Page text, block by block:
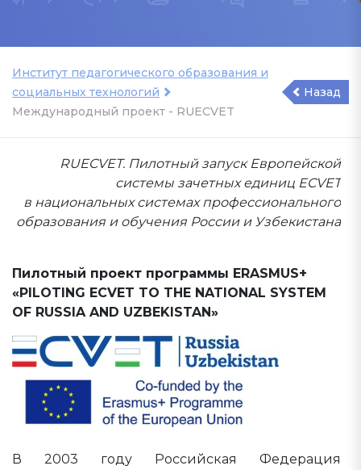
Институт педагогического образования и
социальных технологий
Международный проект - RUECVET
Назад
RUECVET. Пилотный запуск Европейской
системы зачетных единиц ECVET
в национальных системах профессионального
образования и обучения России и Узбекистана
Пилотный проект программы ERASMUS+
«PILOTING ECVET TO THE NATIONAL SYSTEM
OF RUSSIA AND UZBEKISTAN»
В 2003 году Российская Федерация